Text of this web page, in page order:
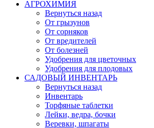
АГРОХИМИЯ
Вернуться назад
От грызунов
От сорняков
От вредителей
От болезней
Удобрения для цветочных
Удобрения для плодовых
САДОВЫЙ ИНВЕНТАРЬ
Вернуться назад
Инвентарь
Торфяные таблетки
Лейки, ведра, бочки
Веревки, шпагаты